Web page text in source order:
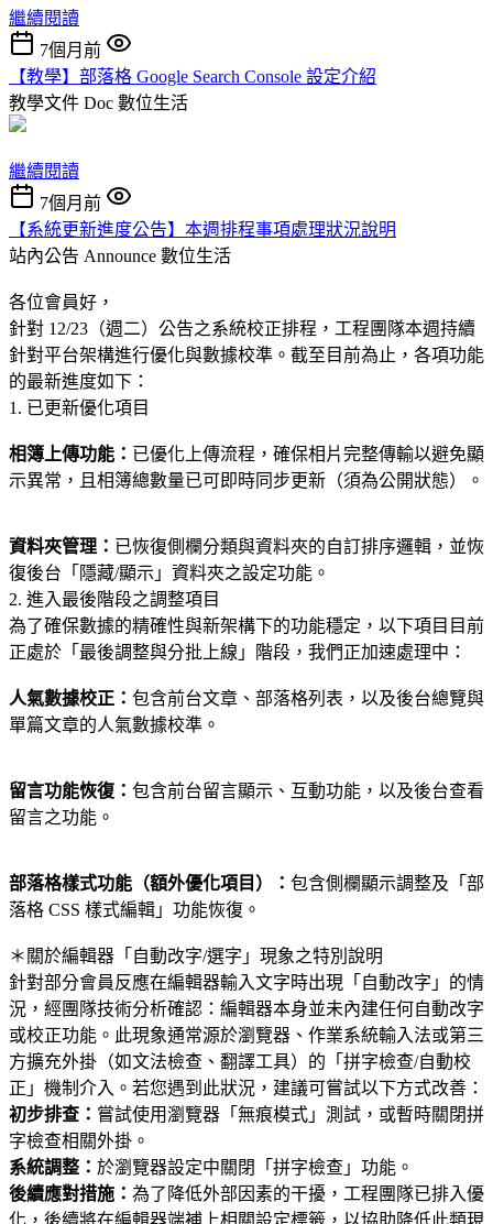
繼續閱讀
7個月前
【教學】部落格 Google Search Console 設定介紹
教學文件 Doc 數位生活
繼續閱讀
7個月前
【系統更新進度公告】本週排程事項處理狀況說明
站內公告 Announce 數位生活
各位會員好，
針對 12/23（週二）公告之系統校正排程，工程團隊本週持續
針對平台架構進行優化與數據校準。截至目前為止，各項功能
的最新進度如下：
1. 已更新優化項目
相簿上傳功能： 已優化上傳流程，確保相片完整傳輸以避免顯
示異常，且相簿總數量已可即時同步更新（須為公開狀態）。
資料夾管理： 已恢復側欄分類與資料夾的自訂排序邏輯，並恢
復後台「隱藏/顯示」資料夾之設定功能。
2. 進入最後階段之調整項目
為了確保數據的精確性與新架構下的功能穩定，以下項目目前
正處於「最後調整與分批上線」階段，我們正加速處理中：
人氣數據校正： 包含前台文章、部落格列表，以及後台總覽與
單篇文章的人氣數據校準。
留言功能恢復： 包含前台留言顯示、互動功能，以及後台查看
留言之功能。
部落格樣式功能（額外優化項目）： 包含側欄顯示調整及「部
落格 CSS 樣式編輯」功能恢復。
＊關於編輯器「自動改字/選字」現象之特別說明
針對部分會員反應在編輯器輸入文字時出現「自動改字」的情
況，經團隊技術分析確認：編輯器本身並未內建任何自動改字
或校正功能。此現象通常源於瀏覽器、作業系統輸入法或第三
方擴充外掛（如文法檢查、翻譯工具）的「拼字檢查/自動校
正」機制介入。若您遇到此狀況，建議可嘗試以下方式改善：
初步排查： 嘗試使用瀏覽器「無痕模式」測試，或暫時關閉拼
字檢查相關外掛。
系統調整： 於瀏覽器設定中關閉「拼字檢查」功能。
後續應對措施： 為了降低外部因素的干擾，工程團隊已排入優
化，後續將在編輯器端補上相關設定標籤，以協助降低此類現